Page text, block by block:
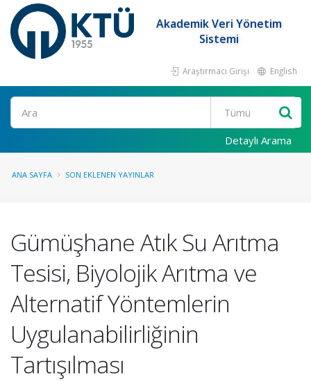
Akademik Veri Yönetim
Sistemi
Araştırmacı Girişi English
Ara
Detaylı Arama
ANA SAYFA SON EKLENEN YAYINLAR
Gümüşhane Atık Su Arıtma
Tesisi, Biyolojik Arıtma ve
Alternatif Yöntemlerin
Uygulanabilirliğinin
Tartışılması